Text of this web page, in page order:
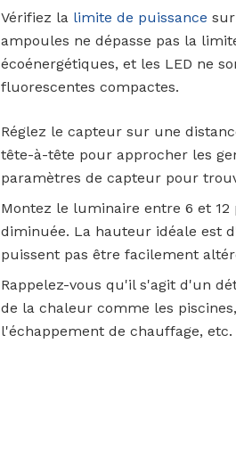
Vérifiez la limite de puissance
ampoules ne dépasse pas la
écoénergétiques, et les LED ne
fluorescentes compactes.
Réglez le capteur sur une
tête-à-tête pour approcher les
paramètres de capteur pour
Montez le luminaire entre 6 et
diminuée. La hauteur idéale est
puissent pas être facilement
Rappelez-vous qu'il s'agit d'un
de la chaleur comme les
l'échappement de chauffage, etc.